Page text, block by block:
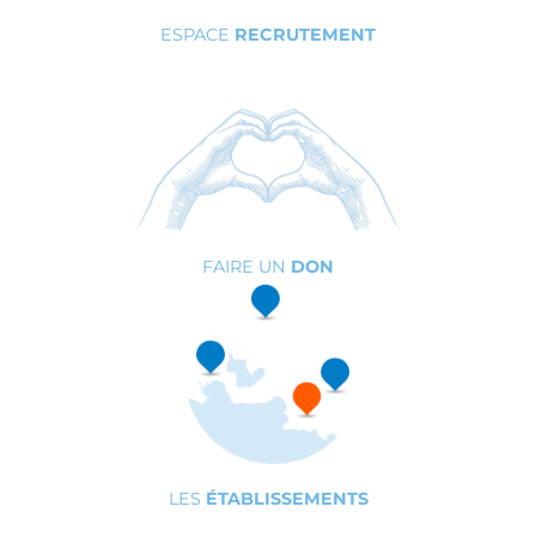
ESPACE RECRUTEMENT
FAIRE UN DON
LES ÉTABLISSEMENTS